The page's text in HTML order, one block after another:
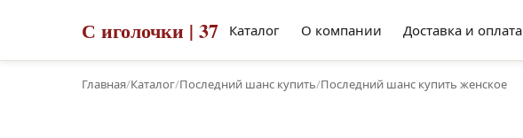
С иголочки | 37 Каталог О компании Доставка и оплата
Главная/Каталог/Последний шанс купить/Последний шанс купить женское